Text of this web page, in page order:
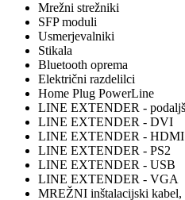
Mrežni strežniki
SFP moduli
Usmerjevalniki
Stikala
Bluetooth oprema
Električni razdelilci
Home Plug PowerLine
LINE EXTENDER -
LINE EXTENDER - DVI
LINE EXTENDER - HDMI
LINE EXTENDER - PS2
LINE EXTENDER - USB
LINE EXTENDER - VGA
MREŽNI inštalacijski kabel,